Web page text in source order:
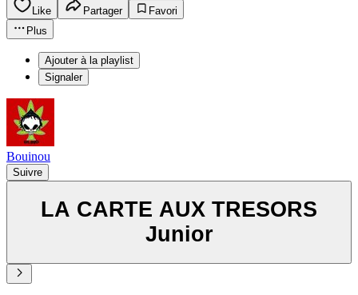
Like Partager
Favori
Plus
Ajouter à la playlist
Signaler
Bouinou
Suivre
LA CARTE AUX TRESORS
Junior